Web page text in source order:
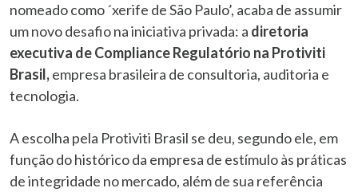
nomeado como ´xerife de São Paulo’, acaba de assumir
um novo desafio na iniciativa privada: a diretoria
executiva de Compliance Regulatório na Protiviti
Brasil,empresa brasileira de consultoria, auditoria e
tecnologia.
A escolha pela Protiviti Brasil se deu, segundo ele, em
função do histórico da empresa de estímulo às práticas
de integridade no mercado, além de sua referência